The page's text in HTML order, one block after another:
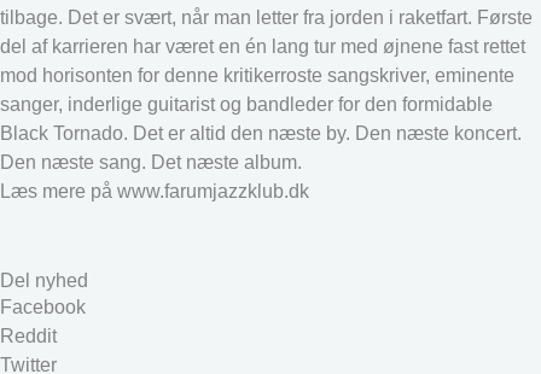
tilbage. Det er svært, når man letter fra jorden i raketfart. Første
del af karrieren har været en én lang tur med øjnene fast rettet
mod horisonten for denne kritikerroste sangskriver, eminente
sanger, inderlige guitarist og bandleder for den formidable
Black Tornado. Det er altid den næste by. Den næste koncert.
Den næste sang. Det næste album.
Læs mere på www.farumjazzklub.dk
Del nyhed
Facebook
Reddit
Twitter